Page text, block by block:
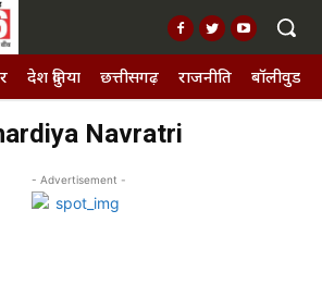
देश दुनिया छत्तीसगढ़ राजनीति बॉलीवुड,
Navratri
- Advertisement -